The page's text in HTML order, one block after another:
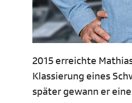
2015 erreichte
Klassierung eines
später gewann er